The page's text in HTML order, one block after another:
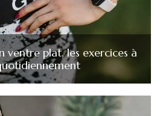
ventre plat, les exercices à